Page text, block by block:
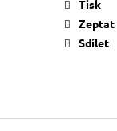
Tisk
Zeptat
Sdílet